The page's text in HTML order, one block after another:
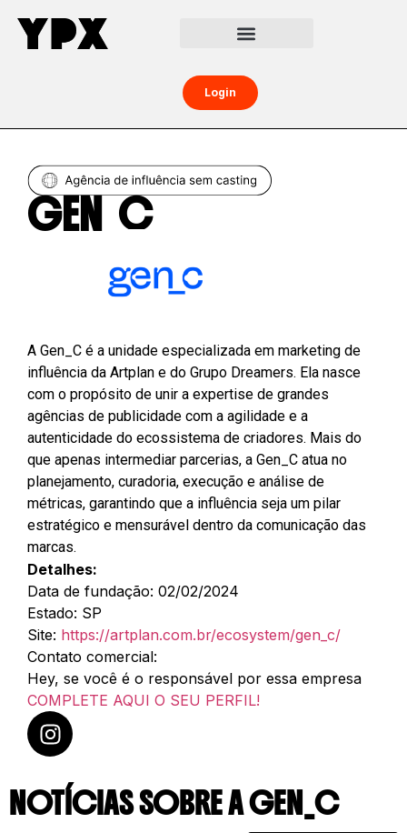
Login
GEN_C
A Gen_C é a unidade especializada em marketing de
influência da Artplan e do Grupo Dreamers. Ela nasce
com o propósito de unir a expertise de grandes
agências de publicidade com a agilidade e a
autenticidade do ecossistema de criadores. Mais do
que apenas intermediar parcerias, a Gen_C atua no
planejamento, curadoria, execução e análise de
métricas, garantindo que a influência seja um pilar
estratégico e mensurável dentro da comunicação das
marcas.
Detalhes:
Data de fundação: 02/02/2024
Estado: SP
Site: https://artplan.com.br/ecosystem/gen_c/
Contato comercial:
Hey, se você é o responsável por essa empresa
COMPLETE AQUI O SEU PERFIL!
NOTÍCIAS SOBRE A GEN_C